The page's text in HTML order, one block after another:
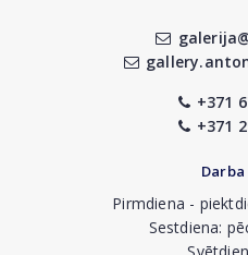
+371
+371
Pirmdiena -
Sestdiena: